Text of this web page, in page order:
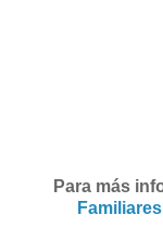
Para más